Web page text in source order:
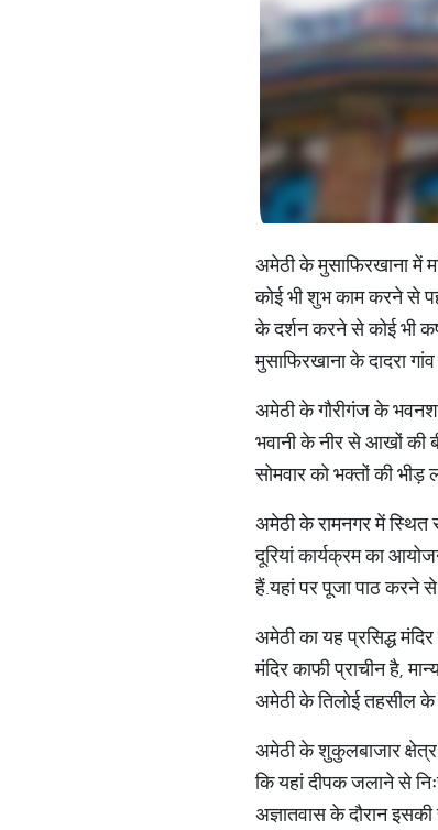
अमेठी के मुसाफिरखाना में
कोई भी शुभ काम करने से
के दर्शन करने से कोई भी
मुसाफिरखाना के दादरा
अमेठी के गौरीगंज के
भवानी के नीर से आखों की
सोमवार को भक्तों की
अमेठी के रामनगर में स्थित
दूरियां कार्यक्रम का
हैं.यहां पर पूजा पाठ करने
अमेठी का यह प्रसिद्ध
मंदिर काफी प्राचीन है,
अमेठी के तिलोई तहसील के
अमेठी के शुकुलबाजार क्षेत्र
कि यहां दीपक जलाने से
अज्ञातवास के दौरान